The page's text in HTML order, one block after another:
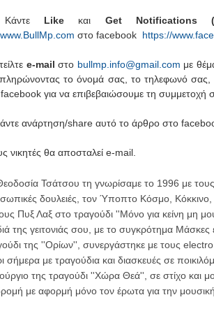
Like και Get Notifications
www.BullMp.com στο facebook https://
e-mail στο bullmp.info@gmail.com με
το όνομά σας, το τηλεφωνό σας,
για να επιβεβαιώσουμε τη συμμετοχή
ανάρτηση/share αυτό το άρθρο στο
νικητές θα αποσταλεί e-mail.
Τσάτσου τη γνωρίσαμε το 1996 με
δουλειές, τον Ύποπτο Κόσμο,
Πυξ Λαξ στο τραγούδι ''Μόνο για κείνη μη
της γειτονιάς σου, με το συγκρότημα
της ''Ορίων'', συνεργάστηκε με τους
σήμερα με τραγούδια και διασκευές σε
της τραγούδι ''Χώρα Θεά'', σε στίχο και
με αφορμή μόνο τον έρωτα για την